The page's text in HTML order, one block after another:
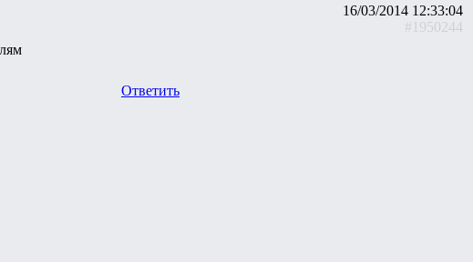
16/03/2014 12:33:04
#1950244
Ответить